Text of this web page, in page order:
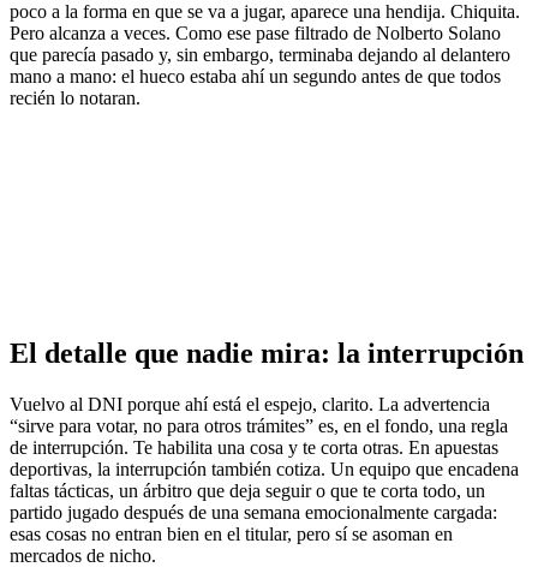
poco a la forma en que se va a jugar, aparece una hendija. Chiquita.
Pero alcanza a veces. Como ese pase filtrado de Nolberto Solano
que parecía pasado y, sin embargo, terminaba dejando al delantero
mano a mano: el hueco estaba ahí un segundo antes de que todos
recién lo notaran.
El detalle que nadie mira: la interrupción
Vuelvo al DNI porque ahí está el espejo, clarito. La advertencia
“sirve para votar, no para otros trámites” es, en el fondo, una regla
de interrupción. Te habilita una cosa y te corta otras. En apuestas
deportivas, la interrupción también cotiza. Un equipo que encadena
faltas tácticas, un árbitro que deja seguir o que te corta todo, un
partido jugado después de una semana emocionalmente cargada:
esas cosas no entran bien en el titular, pero sí se asoman en
mercados de nicho.